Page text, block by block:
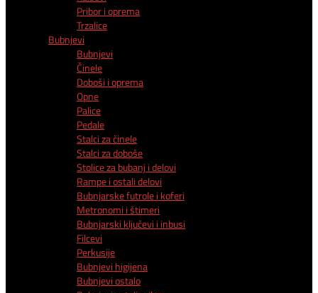
Pribor i oprema
Trzalice
Bubnjevi
Bubnjevi
Činele
Doboši i oprema
Opne
Palice
Pedale
Stalci za činele
Stalci za doboše
Stolice za bubanj i delovi
Rampe i ostali delovi
Bubnjarske futrole i koferi
Metronomi i štimeri
Bubnjarski ključevi i inbusi
Filcevi
Perkusije
Bubnjevi higijena
Bubnjevi ostalo